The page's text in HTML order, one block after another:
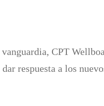
CPT
respuesta a los